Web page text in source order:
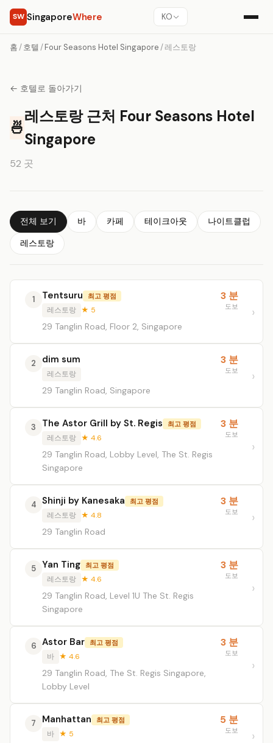
SW SingaporeWhere KO
홈 /호텔 /Four Seasons Hotel Singapore /레스토랑
← 호텔로 돌아가기
🍜
레스토랑 근처 Four Seasons Hotel
Singapore
52 곳
전체 보기 바 카페 테이크아웃 나이트클럽
레스토랑
1 Tentsuru 최고 평점
레스토랑 ★ 5
29 Tanglin Road, Floor 2, Singapore
3 분
도보
2 dim sum
레스토랑
29 Tanglin Road, Singapore
3 분
도보
3 The Astor Grill by St. Regis 최고 평점
레스토랑 ★ 4.6
29 Tanglin Road, Lobby Level, The St. Regis
Singapore
3 분
도보
4 Shinji by Kanesaka 최고 평점
레스토랑 ★ 4.8
29 Tanglin Road
3 분
도보
5 Yan Ting 최고 평점
레스토랑 ★ 4.6
29 Tanglin Road, Level 1U The St. Regis
Singapore
3 분
도보
6 Astor Bar 최고 평점
바 ★ 4.6
29 Tanglin Road, The St. Regis Singapore,
Lobby Level
3 분
도보
7 Manhattan 최고 평점
바 ★ 5
5 분
도보